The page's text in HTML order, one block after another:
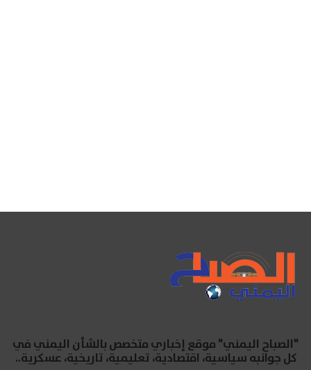
"الصباح اليمني" موقع إخباري متخصص بالشأن اليمني في
كل جوانبه سياسية، اقتصادية، تعليمية، تاريخية، عسكرية..